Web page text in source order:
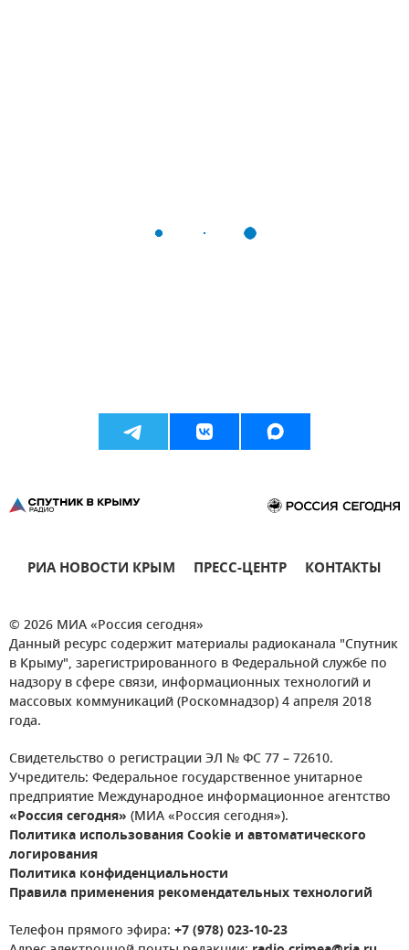
РИА НОВОСТИ КРЫМ ПРЕСС-ЦЕНТР КОНТАКТЫ
© 2026 МИА «Россия сегодня»
Данный ресурс содержит материалы радиоканала "Спутник
в Крыму", зарегистрированного в Федеральной службе по
надзору в сфере связи, информационных технологий и
массовых коммуникаций (Роскомнадзор) 4 апреля 2018
года.
Свидетельство о регистрации ЭЛ № ФС 77 – 72610.
Учредитель: Федеральное государственное унитарное
предприятие Международное информационное агентство
«Россия сегодня» (МИА «Россия сегодня»).
Политика использования Cookie и автоматического
логирования
Политика конфиденциальности
Правила применения рекомендательных технологий
Телефон прямого эфира: +7 (978) 023-10-23